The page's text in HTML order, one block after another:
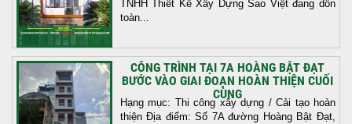
TNHH Thiết Kế Xây Dựng Sao Việt đang dồn
toàn...
CÔNG TRÌNH TẠI 7A HOÀNG BẬT ĐẠT
BƯỚC VÀO GIAI ĐOẠN HOÀN THIỆN CUỐI
CÙNG
Hạng mục: Thi công xây dựng / Cải tạo hoàn
thiện Địa điểm: Số 7A đường Hoàng Bật Đạt,